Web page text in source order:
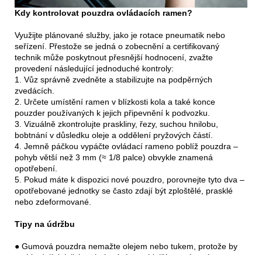
Kdy kontrolovat pouzdra ovládacích ramen?
Využijte plánované služby, jako je rotace pneumatik nebo
seřízení. Přestože se jedná o zobecnění a certifikovaný
technik může poskytnout přesnější hodnocení, zvažte
provedení následující jednoduché kontroly:
1. Vůz správně zvedněte a stabilizujte na podpěrných
zvedácích.
2. Určete umístění ramen v blízkosti kola a také konce
pouzder používaných k jejich připevnění k podvozku.
3. Vizuálně zkontrolujte praskliny, řezy, suchou hnilobu,
bobtnání v důsledku oleje a oddělení pryžových částí.
4. Jemně páčkou vypáčte ovládací rameno poblíž pouzdra –
pohyb větší než 3 mm (≈ 1/8 palce) obvykle znamená
opotřebení.
5. Pokud máte k dispozici nové pouzdro, porovnejte tyto dva –
opotřebované jednotky se často zdají být zploštělé, prasklé
nebo zdeformované.
Tipy na údržbu
● Gumová pouzdra nemažte olejem nebo tukem, protože by